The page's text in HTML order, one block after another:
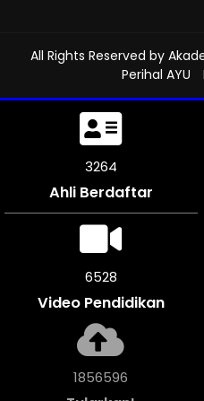
All Rights Reserved by
Perihal AYU
3633
Ahli Berdaftar
7266
Video Pendidikan
2066680